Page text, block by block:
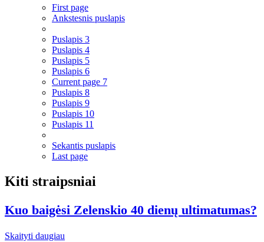
First page
Ankstesnis puslapis
Puslapis 3
Puslapis 4
Puslapis 5
Puslapis 6
Current page 7
Puslapis 8
Puslapis 9
Puslapis 10
Puslapis 11
Sekantis puslapis
Last page
Kiti straipsniai
Kuo baigėsi Zelenskio 40 dienų ultimatumas?
Skaityti daugiau